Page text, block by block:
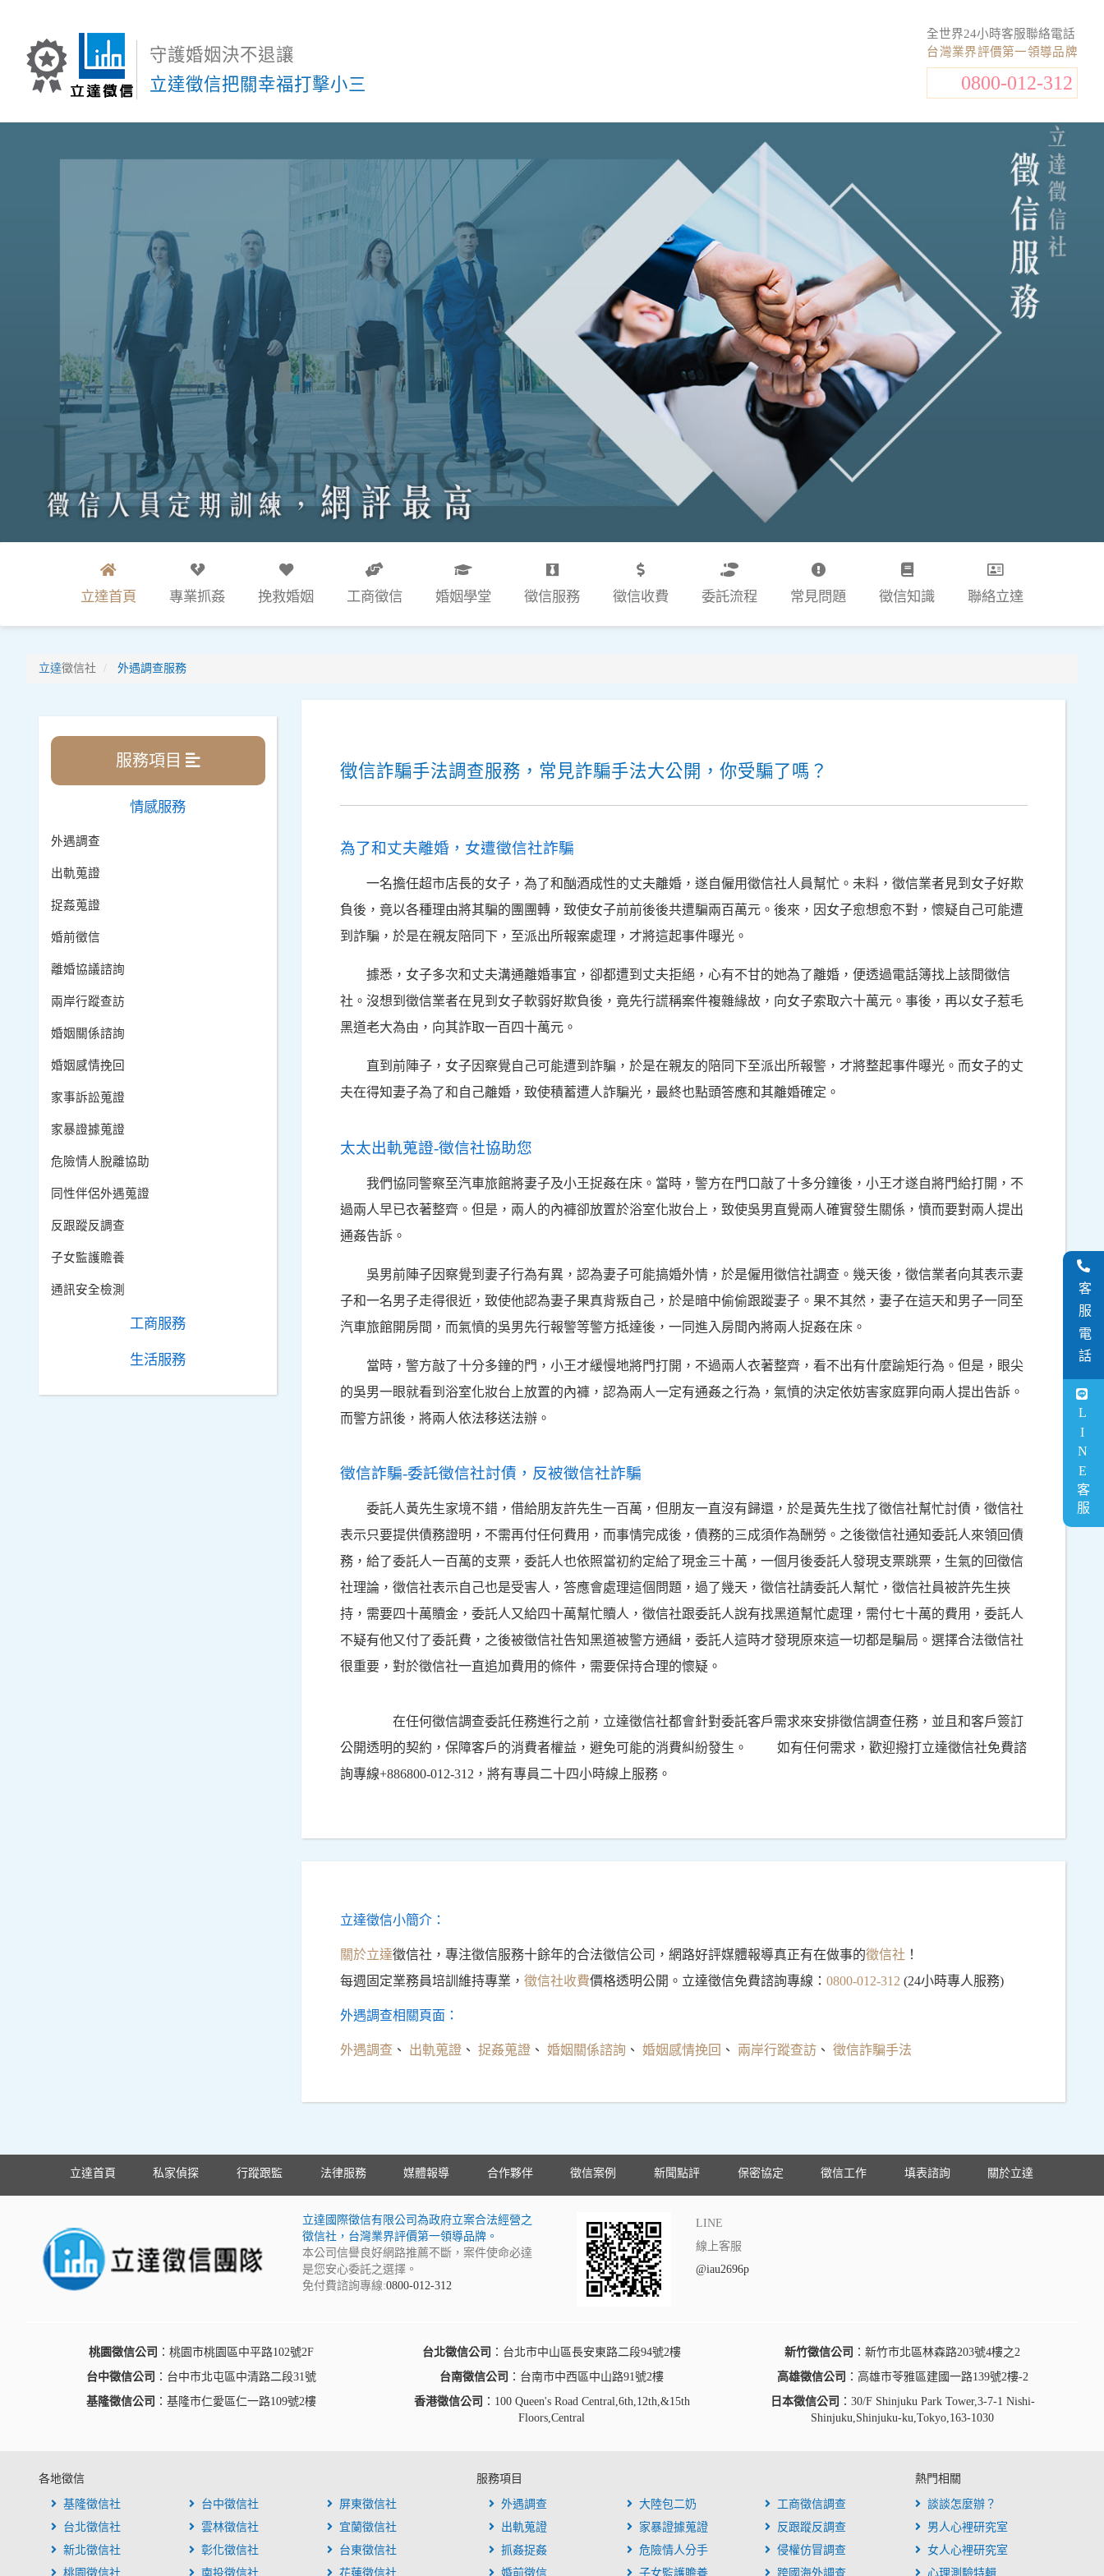
守護婚姻決不退讓
立達徵信把關幸福打擊小三
全世界24小時客服聯絡電話
台灣業界評價第一領導品牌
0800-012-312
立達首頁 專業抓姦 挽救婚姻 工商徵信 婚姻學堂 徵信服務 徵信收費 委託流程 常見問題 徵信知識 聯絡立達
立達徵信社 外遇調查服務
徵信詐騙手法調查服務，常見詐騙手法大公開，你受騙了嗎？
為了和丈夫離婚，女遭徵信社詐騙
一名擔任超市店長的女子，為了和酗酒成性的丈夫離婚，遂自僱用徵信社人員幫忙。未料，徵信業者見到女子好欺
負後，竟以各種理由將其騙的團團轉，致使女子前前後後共遭騙兩百萬元。後來，因女子愈想愈不對，懷疑自己可能遭
到詐騙，於是在親友陪同下，至派出所報案處理，才將這起事件曝光。
據悉，女子多次和丈夫溝通離婚事宜，卻都遭到丈夫拒絕，心有不甘的她為了離婚，便透過電話簿找上該間徵信
社。沒想到徵信業者在見到女子軟弱好欺負後，竟先行謊稱案件複雜緣故，向女子索取六十萬元。事後，再以女子惹毛
黑道老大為由，向其詐取一百四十萬元。
直到前陣子，女子因察覺自己可能遭到詐騙，於是在親友的陪同下至派出所報警，才將整起事件曝光。而女子的丈
夫在得知妻子為了和自己離婚，致使積蓄遭人詐騙光，最終也點頭答應和其離婚確定。
太太出軌蒐證-徵信社協助您
我們協同警察至汽車旅館將妻子及小王捉姦在床。當時，警方在門口敲了十多分鐘後，小王才遂自將門給打開，不
過兩人早已衣著整齊。但是，兩人的內褲卻放置於浴室化妝台上，致使吳男直覺兩人確實發生關係，憤而要對兩人提出
通姦告訴。
吳男前陣子因察覺到妻子行為有異，認為妻子可能搞婚外情，於是僱用徵信社調查。幾天後，徵信業者向其表示妻
子和一名男子走得很近，致使他認為妻子果真背叛自己，於是暗中偷偷跟蹤妻子。果不其然，妻子在這天和男子一同至
汽車旅館開房間，而氣憤的吳男先行報警等警方抵達後，一同進入房間內將兩人捉姦在床。
當時，警方敲了十分多鐘的門，小王才緩慢地將門打開，不過兩人衣著整齊，看不出有什麼踰矩行為。但是，眼尖
的吳男一眼就看到浴室化妝台上放置的內褲，認為兩人一定有通姦之行為，氣憤的決定依妨害家庭罪向兩人提出告訴。
而警方訊後，將兩人依法移送法辦。
徵信詐騙-委託徵信社討債，反被徵信社詐騙
委託人黃先生家境不錯，借給朋友許先生一百萬，但朋友一直沒有歸還，於是黃先生找了徵信社幫忙討債，徵信社
表示只要提供債務證明，不需再付任何費用，而事情完成後，債務的三成須作為酬勞。之後徵信社通知委託人來領回債
務，給了委託人一百萬的支票，委託人也依照當初約定給了現金三十萬，一個月後委託人發現支票跳票，生氣的回徵信
社理論，徵信社表示自己也是受害人，答應會處理這個問題，過了幾天，徵信社請委託人幫忙，徵信社員被許先生挾
持，需要四十萬贖金，委託人又給四十萬幫忙贖人，徵信社跟委託人說有找黑道幫忙處理，需付七十萬的費用，委託人
不疑有他又付了委託費，之後被徵信社告知黑道被警方通緝，委託人這時才發現原來這一切都是騙局。選擇合法徵信社
很重要，對於徵信社一直追加費用的條件，需要保持合理的懷疑。
在任何徵信調查委託任務進行之前，立達徵信社都會針對委託客戶需求來安排徵信調查任務，並且和客戶簽訂
公開透明的契約，保障客戶的消費者權益，避免可能的消費糾紛發生。 如有任何需求，歡迎撥打立達徵信社免費諮
詢專線+886800-012-312，將有專員二十四小時線上服務。
立達徵信小簡介：
關於立達徵信社，專注徵信服務十餘年的合法徵信公司，網路好評媒體報導真正有在做事的徵信社 ！
每週固定業務員培訓維持專業， 徵信社收費價格透明公開。立達徵信免費諮詢專線： 0800-012-312 (24小時專人服務)
外遇調查相關頁面：
外遇調查 、 出軌蒐證、 捉姦蒐證、 婚姻關係諮詢 、 婚姻感情挽回 、 兩岸行蹤查訪、 徵信詐騙手法
服務項目
情感服務
外遇調查
出軌蒐證
捉姦蒐證
婚前徵信
離婚協議諮詢
兩岸行蹤查訪
婚姻關係諮詢
婚姻感情挽回
家事訴訟蒐證
家暴證據蒐證
危險情人脫離協助
同性伴侶外遇蒐證
反跟蹤反調查
子女監護贍養
通訊安全檢測
工商服務
生活服務 客服電話
LINE客服
立達首頁 私家偵探 行蹤跟監 法律服務 媒體報導 合作夥伴 徵信案例 新聞點評 保密協定 徵信工作 填表諮詢 關於立達
立達國際徵信有限公司為政府立案合法經營之
徵信社，台灣業界評價第一領導品牌。
本公司信譽良好網路推薦不斷，案件使命必達
是您安心委託之選擇。
免付費諮詢專線:0800-012-312
LINE
線上客服
@iau2696p
桃園徵信公司 ：桃園市桃園區中平路102號2F 台北徵信公司 ：台北市中山區長安東路二段94號2樓 新竹徵信公司 ：新竹市北區林森路203號4樓之2
台中徵信公司 ：台中市北屯區中清路二段31號 台南徵信公司 ：台南市中西區中山路91號2樓 高雄徵信公司 ：高雄市苓雅區建國一路139號2樓-2
基隆徵信公司 ：基隆市仁愛區仁一路109號2樓 香港徵信公司 ：100 Queen's Road Central,6th,12th,&15th
Floors,Central
日本徵信公司 ：30/F Shinjuku Park Tower,3-7-1 Nishi-
Shinjuku,Shinjuku-ku,Tokyo,163-1030
各地徵信
基隆徵信社
台北徵信社
新北徵信社
桃園徵信社
台中徵信社
雲林徵信社
彰化徵信社
南投徵信社
屏東徵信社
宜蘭徵信社
台東徵信社
花蓮徵信社
服務項目
外遇調查
出軌蒐證
抓姦捉姦
婚前徵信
大陸包二奶
家暴證據蒐證
危險情人分手
子女監護贍養
工商徵信調查
反跟蹤反調查
侵權仿冒調查
跨國海外調查
熱門相關
談談怎麼辦？
男人心裡研究室
女人心裡研究室
心理測驗特輯